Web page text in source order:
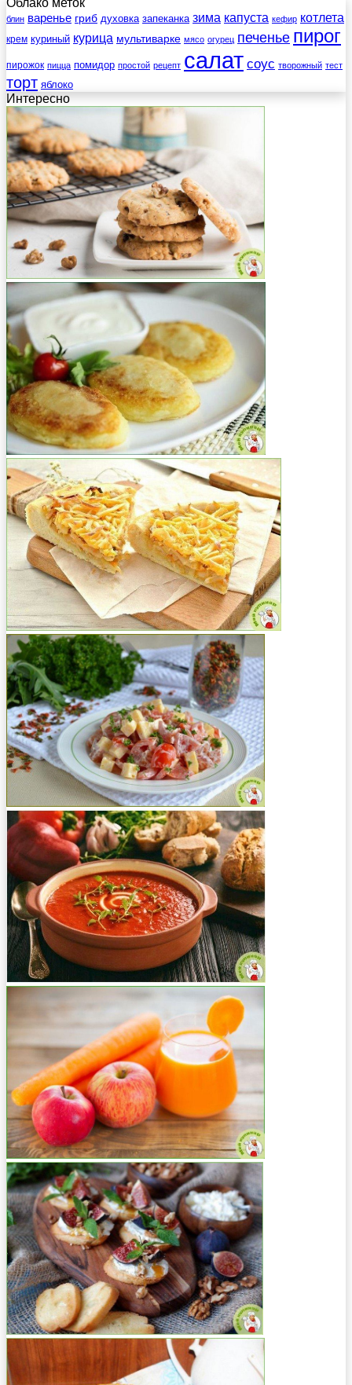
Облако меток
блин варенье гриб духовка запеканка зима капуста кефир котлета
крем куриный курица мультиварке мясо огурец печенье пирог
пирожок пицца помидор простой рецепт салат соус творожный тест
торт яблоко
Интересно